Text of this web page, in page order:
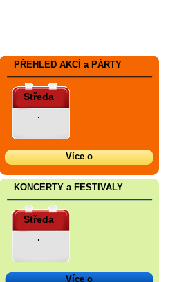
PŘEHLED AKCÍ a PÁRTY
Středa
.
Více o
KONCERTY a FESTIVALY
Středa
.
Více o